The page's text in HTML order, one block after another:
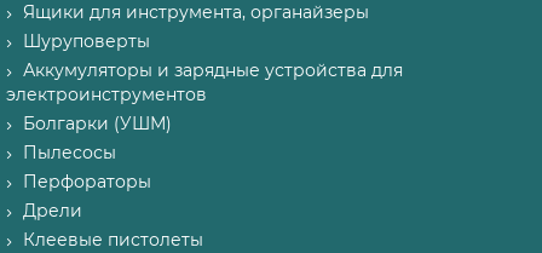
Ящики для инструмента, органайзеры
Шуруповерты
Аккумуляторы и зарядные устройства для
электроинструментов
Болгарки (УШМ)
Пылесосы
Перфораторы
Дрели
Клеевые пистолеты